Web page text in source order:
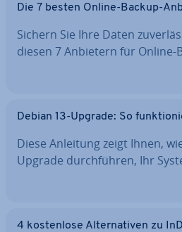
Die 7 besten Online-Backup-
Sichern Sie Ihre Daten
diesen 7 Anbietern für Online-
Debian 13-Upgrade: So
Diese Anleitung zeigt Ihnen,
Upgrade durch­füh­ren, Ihr
4 kos­ten­lo­se Al­ter­na­ti­ven zu